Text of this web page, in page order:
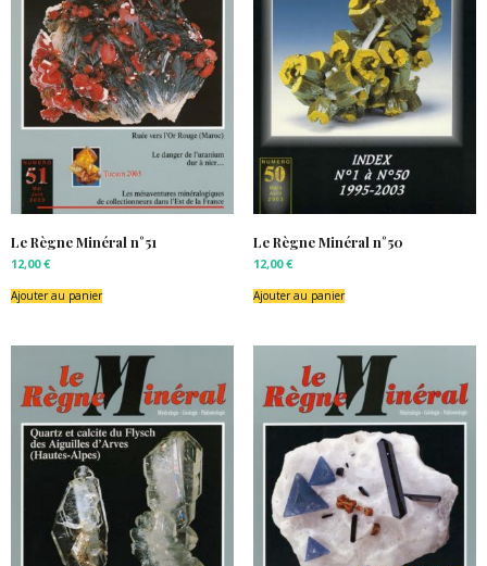
Le Règne Minéral n°51
12,00€
Ajouter au panier
Le Règne Minéral n°50
12,00€
Ajouter au panier